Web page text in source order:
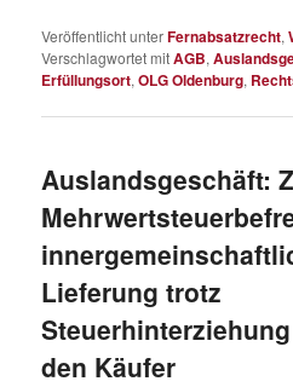
Veröffentlicht unterFernabsatzrecht,
Verschlagwortet mitAGB,
Erfüllungsort,OLG Oldenburg,
Auslandsgeschäft:
Lieferung trotz
den Käufer